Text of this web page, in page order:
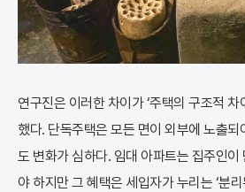
연구진은 이러한 차이가 ‘주택의 구조적 차
했다. 단독주택은 모든 면이 외부에 노출되
도 변화가 심하다. 임대 아파트는 집주인이
야 하지만 그 혜택은 세입자가 누리는 ‘분